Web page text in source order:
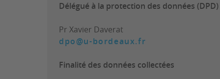
Délégué à la protection des données (DPD)
Pr Xavier Daverat
dpo@u-bordeaux.fr
Finalité des données collectées